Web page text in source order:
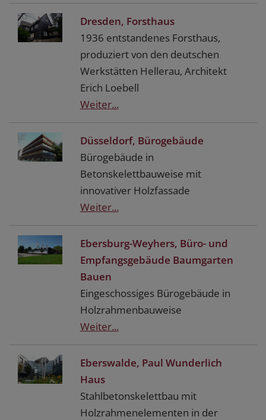
Dresden, Forsthaus
1936 entstandenes Forsthaus,
produziert von den deutschen
Werkstätten Hellerau, Architekt
Erich Loebell
Weiter...
Düsseldorf, Bürogebäude
Bürogebäude in
Betonskelettbauweise mit
innovativer Holzfassade
Weiter...
Ebersburg-Weyhers, Büro- und
Empfangsgebäude Baumgarten
Bauen
Eingeschossiges Bürogebäude in
Holzrahmenbauweise
Weiter...
Eberswalde, Paul Wunderlich
Haus
Stahlbetonskelettbau mit
Holzrahmenelementen in der